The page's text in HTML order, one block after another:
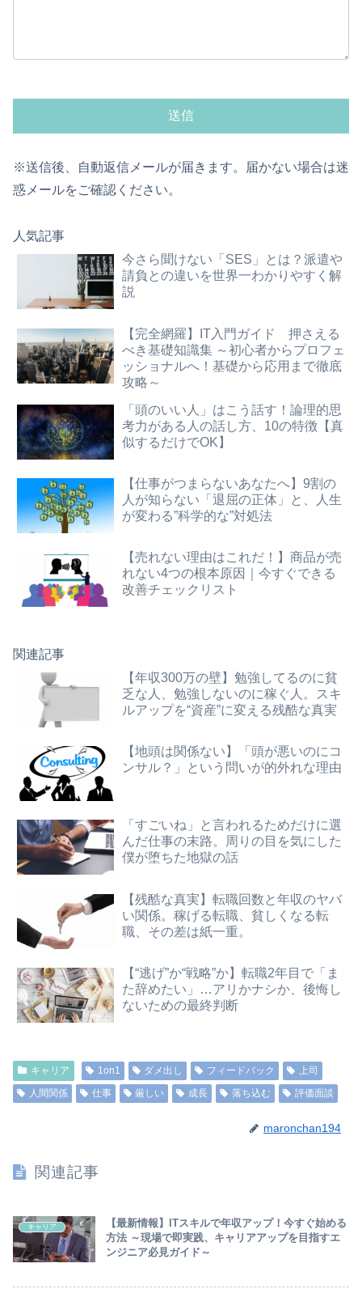
※送信後、自動返信メールが届きます。届かない場合は迷
惑メールをご確認ください。
人気記事
今さら聞けない「SES」とは？派遣や
請負との違いを世界一わかりやすく解
説
【完全網羅】IT入門ガイド 押さえる
べき基礎知識集 ～初心者からプロフェ
ッショナルへ！基礎から応用まで徹底
攻略～
「頭のいい人」はこう話す！論理的思
考力がある人の話し方、10の特徴【真
似するだけでOK】
【仕事がつまらないあなたへ】9割の
人が知らない「退屈の正体」と、人生
が変わる”科学的な”対処法
【売れない理由はこれだ！】商品が売
れない4つの根本原因｜今すぐできる
改善チェックリスト
関連記事
【年収300万の壁】勉強してるのに貧
乏な人、勉強しないのに稼ぐ人。スキ
ルアップを“資産”に変える残酷な真実
【地頭は関係ない】「頭が悪いのにコ
ンサル？」という問いが的外れな理由
「すごいね」と言われるためだけに選
んだ仕事の末路。周りの目を気にした
僕が堕ちた地獄の話
【残酷な真実】転職回数と年収のヤバ
い関係。稼げる転職、貧しくなる転
職、その差は紙一重。
【“逃げ”か“戦略”か】転職2年目で「ま
た辞めたい」…アリかナシか、後悔し
ないための最終判断
キャリア 1on1 ダメ出し フィードバック
上司
人間関係
仕事 厳しい 成長 落ち込む 評価面談
maronchan194
関連記事
キャリア
【最新情報】ITスキルで年収アップ！今すぐ始める
方法 ～現場で即実践、キャリアアップを目指すエ
ンジニア必見ガイド～